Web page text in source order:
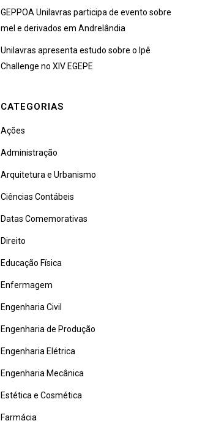
GEPPOA Unilavras participa de evento sobre
mel e derivados em Andrelândia
Unilavras apresenta estudo sobre o Ipê
Challenge no XIV EGEPE
CATEGORIAS
Ações
Administração
Arquitetura e Urbanismo
Ciências Contábeis
Datas Comemorativas
Direito
Educação Física
Enfermagem
Engenharia Civil
Engenharia de Produção
Engenharia Elétrica
Engenharia Mecânica
Estética e Cosmética
Farmácia